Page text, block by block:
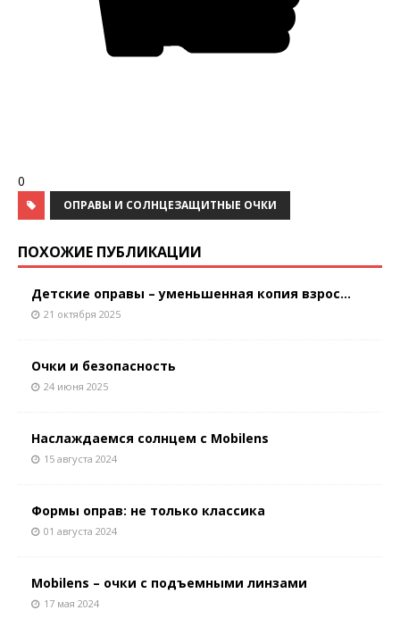
0
ОПРАВЫ И СОЛНЦЕЗАЩИТНЫЕ ОЧКИ
ПОХОЖИЕ ПУБЛИКАЦИИ
Детские оправы – уменьшенная копия взрос...
21 октября 2025
Очки и безопасность
24 июня 2025
Наслаждаемся солнцем с Mobilens
15 августа 2024
Формы оправ: не только классика
01 августа 2024
Mobilens – очки с подъемными линзами
17 мая 2024